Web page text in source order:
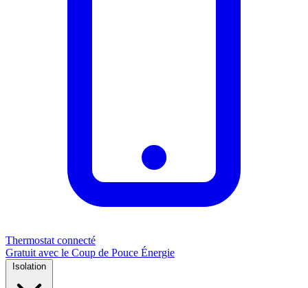
Thermostat connecté
Gratuit avec le Coup de Pouce Énergie